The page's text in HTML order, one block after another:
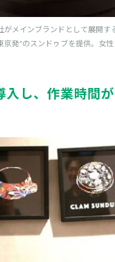
メインブランドとして展開す
発”のスンドゥブを提供。女性
し、作業時間